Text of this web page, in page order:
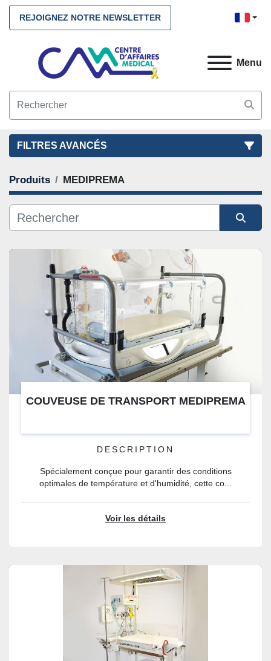
REJOIGNEZ NOTRE NEWSLETTER
Menu
FILTRES AVANCÉS
FILTRES (1)
MEDIPREMA
Produits MEDIPREMA
COUVEUSE DE TRANSPORT MEDIPREMA
DESCRIPTION
Spécialement conçue pour garantir des conditions
optimales de température et d'humidité, cette co...
Voir les détails